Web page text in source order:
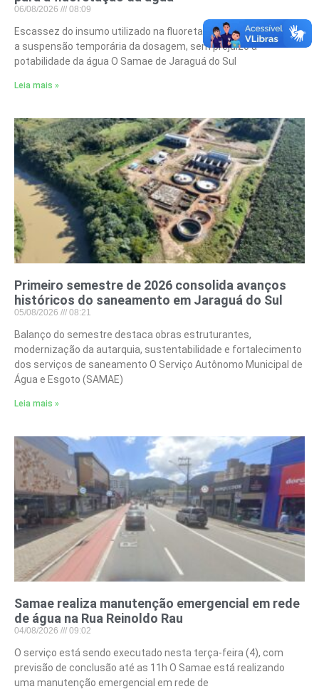
06/08/2026 08:09
Escassez do insumo utilizado na fluoretação poderá ocasionar
a suspensão temporária da dosagem, sem prejuízo à
potabilidade da água O Samae de Jaraguá do Sul
Leia mais »
Primeiro semestre de 2026 consolida avanços
históricos do saneamento em Jaraguá do Sul
05/08/2026 08:21
Balanço do semestre destaca obras estruturantes,
modernização da autarquia, sustentabilidade e fortalecimento
dos serviços de saneamento O Serviço Autônomo Municipal de
Água e Esgoto (SAMAE)
Leia mais »
Samae realiza manutenção emergencial em rede
de água na Rua Reinoldo Rau
04/08/2026 09:02
O serviço está sendo executado nesta terça-feira (4), com
previsão de conclusão até as 11h O Samae está realizando
uma manutenção emergencial em rede de